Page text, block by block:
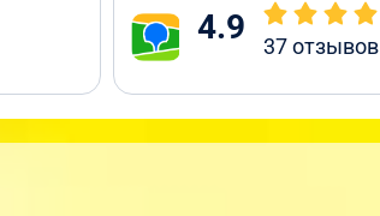
4.9 37отзывов